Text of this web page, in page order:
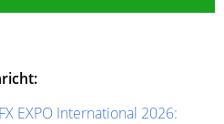
EXPO International 2026: